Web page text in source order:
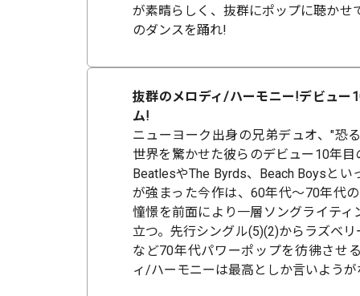
が素晴らしく、抜群にポップに聴かせ
のダンスを踊れ!
抜群のメロディ/ハーモニー!デビュー
ム!
ニューヨーク出身の兄弟デュオ、"恐
世界を驚かせた彼らのデビュー10年
BeatlesやThe Byrds、Beach Boysとい
が強まった今作は、60年代～70年代
憧憬を前面により一層ソングライティ
立つ。先行シングル(5)(2)からラズベ
など70年代パワーポップを彷彿させ
ィ/ハーモニーは最高としか言いよう